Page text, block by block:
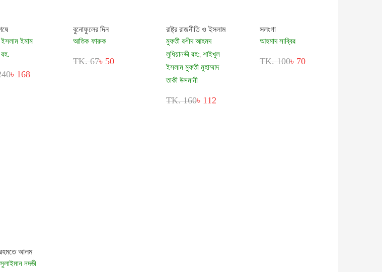
ইমাম
রহ.
৳ 168
বুনোফুলের দিন
আতিক ফারুক
TK. 67৳ 50
রাষ্ট্র রাজনীতি ও ইসলাম
মুফতী রশীদ আহমদ
লুধিয়ানভী রহ:,শাইখুল
ইসলাম মুফতী মুহাম্মাদ
তাকী উসমানী
TK. 160৳ 112
সলংগা
আহমাদ সাব্বির
TK. 100৳ 70
রহমতে আলম
নদভী